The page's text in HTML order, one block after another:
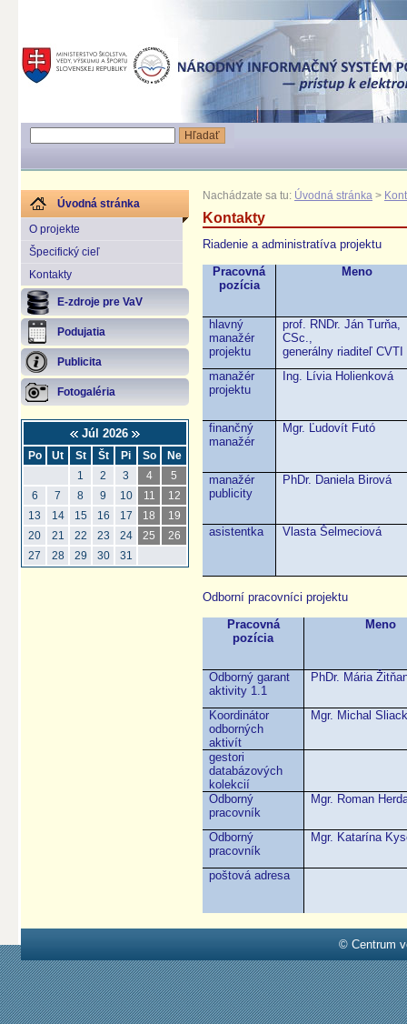
Úvodná stránka
O projekte
Špecifický cieľ
Kontakty
E-zdroje pre VaV
Podujatia
Publicita
Fotogaléria
Júl 2026
Po Ut St Št Pi So
Ne
1
2 3 4
5
6
7 8 9 10 11
12
13
14 15 16 17 18
19
20
21 22 23 24 25
26
27
28 29 30 31
Nachádzate sa tu: Úvodná stránka >
Kontakty
Riadenie a administratíva projektu
Pracovná
pozícia
Meno
hlavný
manažér
projektu
prof. RNDr. Ján Turňa,
CSc.,
generálny riaditeľ CVTI
manažér
projektu
Ing. Lívia Holienková
finančný
manažér
Mgr. Ľudovít Futó
manažér
publicity
PhDr. Daniela Birová
asistentka Vlasta Šelmeciová
Odborní pracovníci projektu
Pracovná
pozícia
Meno
Odborný garant
aktivity 1.1
PhDr. Mária
Koordinátor
odborných
aktivít
Mgr. Michal
gestori
databázových
kolekcií
Odborný
pracovník
Mgr. Roman
Odborný
pracovník
Mgr. Katarína
poštová adresa
© Centrum